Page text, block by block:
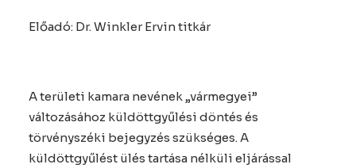
Előadó: Dr. Winkler Ervin titkár
A területi kamara nevének „vármegyei”
változásához küldöttgyűlési döntés és
törvényszéki bejegyzés szükséges. A
küldöttgyűlést ülés tartása nélküli eljárással